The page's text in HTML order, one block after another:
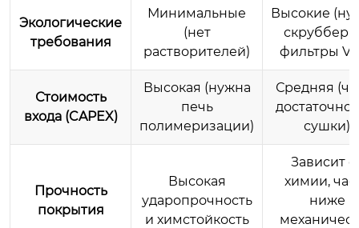
Экологические
требования
Минимальные
(нет
растворителей)
Высокие
фильтры
Стоимость
входа (CAPEX)
Высокая (нужна
печь
полимеризации)
Средняя
достаточно
сушки)
Прочность
покрытия
Высокая
ударопрочность
и химстойкость
Зависит
химии,
ниже